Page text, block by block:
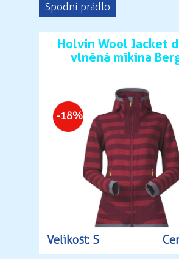
Spodní prádlo
Holvin Wool Jacket
vlněná mikina
-18%
Velikost: S